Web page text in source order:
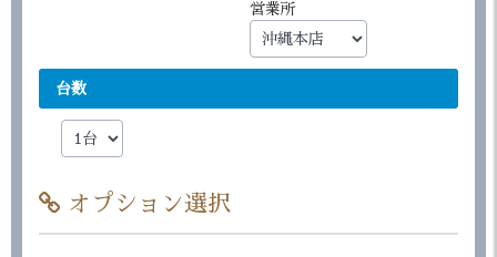
営業所
台数
オプション選択